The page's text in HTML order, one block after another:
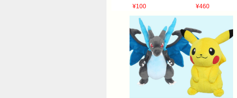
¥100 ¥460